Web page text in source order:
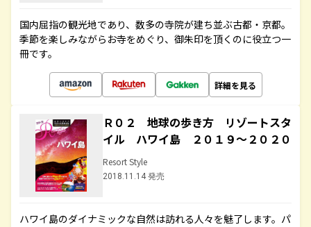
国内屈指の観光地であり、数多の寺院が建ち並ぶ古都・京都。
季節を楽しみながらお寺をめぐり、御朱印を頂くのに役立つ一
冊です。
詳細を見る
Ｒ０２ 地球の歩き方 リゾートスタ
イル ハワイ島 ２０１９～２０２０
Resort Style
2018.11.14 発売
ハワイ島のダイナミックな自然は訪れる人々を魅了します。パ